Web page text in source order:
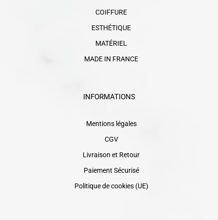
COIFFURE
ESTHÉTIQUE
MATÉRIEL
MADE IN FRANCE
INFORMATIONS
Mentions légales
CGV
Livraison et Retour
Paiement Sécurisé
Politique de cookies (UE)